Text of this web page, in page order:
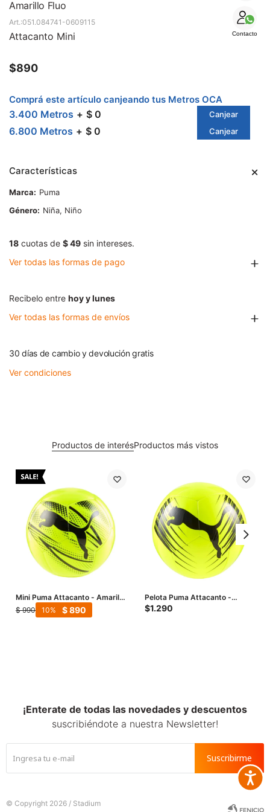
Amarillo Fluo
Contacto
051.084741-0609115
Attacanto Mini
$890
Comprá este artículo canjeando tus Metros OCA
3.400 Metros $ 0 Canjear
6.800 Metros $ 0 Canjear
Características
Marca
Puma
Género
Niña, Niño
18 cuotas de $ 49 sin intereses.
Ver todas las formas de pago
Recibelo entre hoy y lunes
Ver todas las formas de envíos
30 días de cambio y devolución gratis
Ver condiciones
Productos de interésProductos más vistos
Mini Puma Attacanto - Amarillo
- Negro
$ 990 $890
10
Pelota Puma Attacanto -
Amarillo - Negro
$1.290
¡Enterate de todas las novedades y descuentos
suscribiéndote a nuestra Newsletter!
Suscribirme
© Copyright 2026 / Stadium